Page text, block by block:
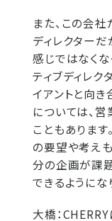
また、この会社
ディレクター
感じではなくな
ティブディレク
イアントと向
については、
こともあります
の要望や考え
分の企画が課
できるようにな
大橋：CHERRY